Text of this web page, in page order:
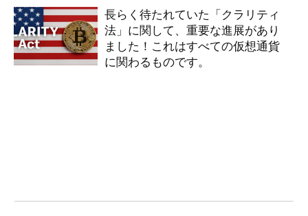
長らく待たれていた「クラリティ
法」に関して、重要な進展があり
ました！これはすべての仮想通貨
に関わるものです。